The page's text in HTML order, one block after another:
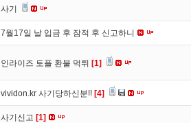
사기
7월17일 날 입금 후 잠적 후 신고하니
인라이즈 토플 환불 먹튀 [1]
vividon.kr 사기당하신분!! [4]
사기신고 [1]